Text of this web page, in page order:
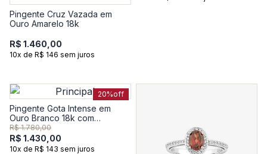
Pingente Cruz Vazada em
Ouro Amarelo 18k
R$ 1.460,00
10x de R$ 146 sem juros
20%off
Pingente Gota Intense em
Ouro Branco 18k com
Esmeralda e Diamante
R$ 1.780,00
R$ 1.430,00
10x de R$ 143 sem juros